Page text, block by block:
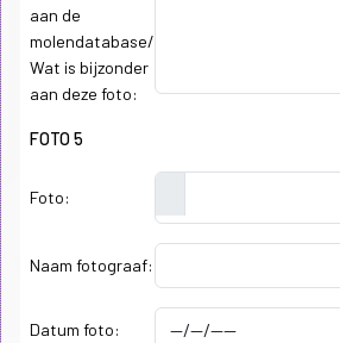
aan de
molendatabase/
Wat is bijzonder
aan deze foto:
FOTO 5
Foto:
Naam fotograaf:
Datum foto: